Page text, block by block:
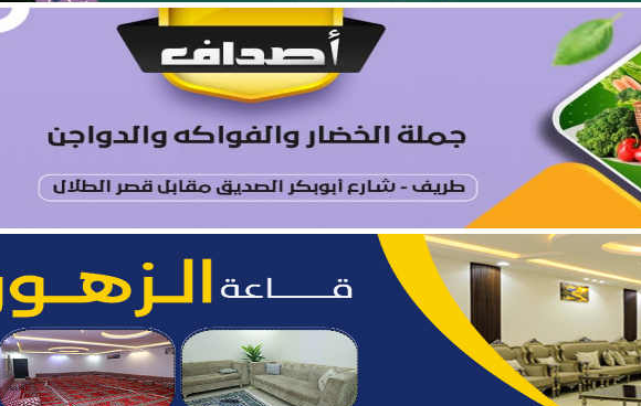
حميد بن مران الرويلي عضوًا في مجلس منطقة الحدود الشمالية
الشمالية يطّلع على تقرير فرع صندوق تنمية الموارد البشرية بالمنطقة لعام 2025
الشمالية.. نائب أمير المنطقة يدشّن فعاليات “صيفنا شمالي 2026”
القرآن بطريف تعلن إحصائية الأسبوع الرابع من الدورة الصيفية “ربيع القلوب”
.. نادي أيتام طريف ينظم برنامجًا قيميًا عن التعاون والعمل الجماعي